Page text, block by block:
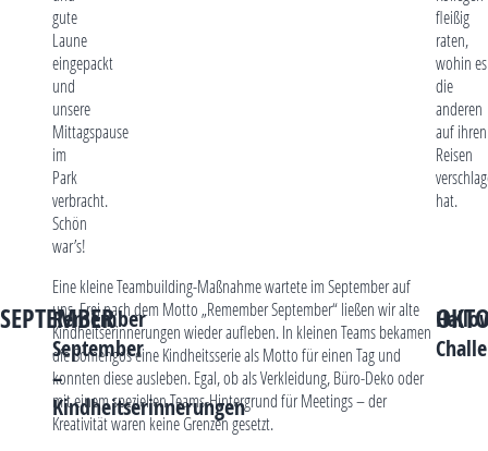
gute
Laune
eingepackt
und
unsere
Mittagspause
im
Park
verbracht.
Schön
war’s!
fleißig
raten,
wohin es
die
anderen
auf ihren
Reisen
hat.
SEPTEMBER
Remember
September
–
Kindheitserinnerungen
Eine kleine Teambuilding-Maßnahme wartete im September auf
uns. Frei nach dem Motto „Remember September“ ließen wir alte
Kindheitserinnerungen wieder aufleben. In kleinen Teams bekamen
die Somengos eine Kindheitsserie als Motto für einen Tag und
konnten diese ausleben. Egal, ob als Verkleidung, Büro-Deko oder
mit einem speziellen Teams-Hintergrund für Meetings – der
Kreativität waren keine Grenzen gesetzt.